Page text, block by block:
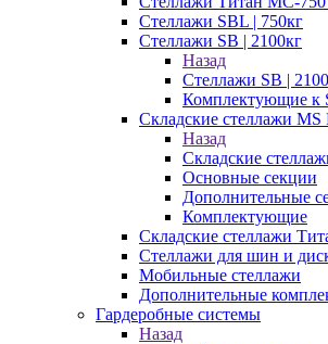
Стеллажи SBL | 750кг
Стеллажи SB | 2100кг
Назад
Стеллажи SB |
Комплектующие к
Складские стеллажи MS
Назад
Складские
Основные секции
Дополнительные
Комплектующие
Складские стеллажи
Стеллажи для шин и
Мобильные стеллажи
Дополнительные
Гардеробные системы
Назад